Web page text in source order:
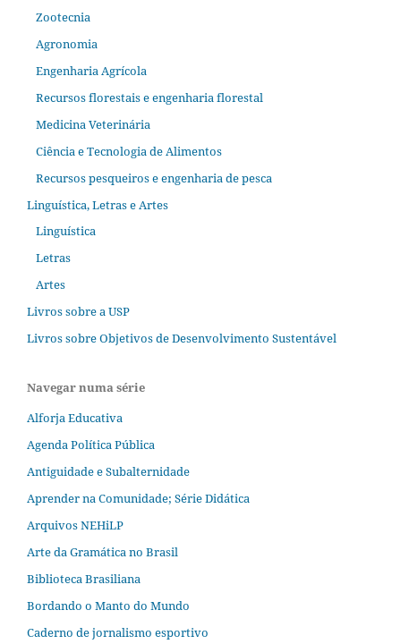
Zootecnia
Agronomia
Engenharia Agrícola
Recursos florestais e engenharia florestal
Medicina Veterinária
Ciência e Tecnologia de Alimentos
Recursos pesqueiros e engenharia de pesca
Linguística, Letras e Artes
Linguística
Letras
Artes
Livros sobre a USP
Livros sobre Objetivos de Desenvolvimento Sustentável
Navegar numa série
Alforja Educativa
Agenda Política Pública
Antiguidade e Subalternidade
Aprender na Comunidade; Série Didática
Arquivos NEHiLP
Arte da Gramática no Brasil
Biblioteca Brasiliana
Bordando o Manto do Mundo
Caderno de jornalismo esportivo